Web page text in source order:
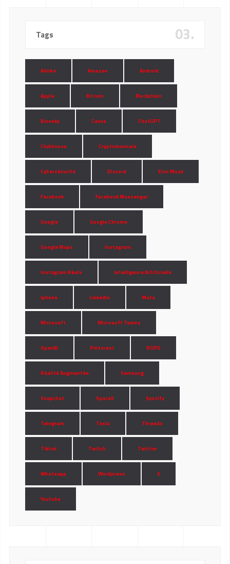
Tags 03.
Adobe Amazon Android
Apple Bitcoin Blockchain
Bluesky Canva ChatGPT
Clubhouse Cryptomonnaie
Cybersécurité Discord Elon Musk
Facebook Facebook Messenger
Google Google Chrome
Google Maps Instagram
Instagram Réels Intelligence Artificielle
Iphone LinkedIn Meta
Microsoft Microsoft Teams
OpenAI Pinterest RGPD
Réalité Augmentée Samsung
Snapchat SpaceX Spotify
Telegram Tesla Threads
Tiktok Twitch Twitter
Whatsapp Wordpress X
Youtube